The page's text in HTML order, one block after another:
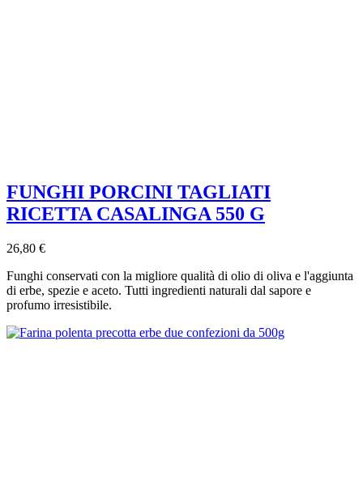
FUNGHI PORCINI TAGLIATI
RICETTA CASALINGA 550 G
26,80 €
Funghi conservati con la migliore qualità di olio di oliva e l'aggiunta
di erbe, spezie e aceto. Tutti ingredienti naturali dal sapore e
profumo irresistibile.